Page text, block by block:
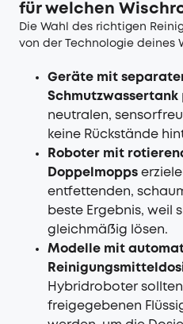
für welchen
Die Wahl des richtigen
von der Technologie deines
Geräte mit
Schmutzwassertank
neutralen,
keine Rückstände
Roboter mit
Doppelmopps
entfettenden,
beste Ergebnis, weil
gleichmäßig lösen.
Modelle mit
Hybridroboter
freigegebenen